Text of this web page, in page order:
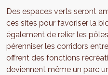
Des espaces verts seront
ces sites pour favoriser la
également de relier les
pérenniser les corridors
offrent des fonctions
deviennent même un parc